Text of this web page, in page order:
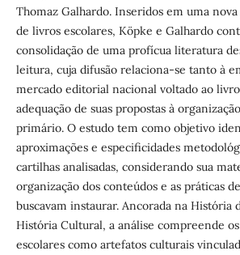
Thomaz Galhardo. Inseridos em uma
de livros escolares, Köpke e Galhardo
consolidação de uma profícua literatura
leitura, cuja difusão relaciona-se tanto à
mercado editorial nacional voltado ao
adequação de suas propostas à
primário. O estudo tem como objetivo
aproximações e especificidades
cartilhas analisadas, considerando sua
organização dos conteúdos e as práticas
buscavam instaurar. Ancorada na História
História Cultural, a análise compreende
escolares como artefatos culturais